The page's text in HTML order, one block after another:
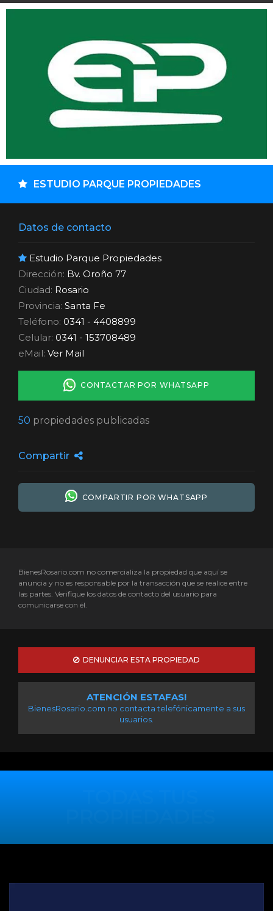
ESTUDIO PARQUE PROPIEDADES
Datos de contacto
Estudio Parque Propiedades
Dirección: Bv. Oroño 77
Ciudad: Rosario
Provincia: Santa Fe
Teléfono: 0341 - 4408899
Celular: 0341 - 153708489
eMail: Ver Mail
CONTACTAR POR WHATSAPP
50 propiedades publicadas
Compartir
COMPARTIR POR WHATSAPP
BienesRosario.com no comercializa la propiedad que aquí se
anuncia y no es responsable por la transacción que se realice entre
las partes. Verifique los datos de contacto del usuario para
comunicarse con él.
DENUNCIAR ESTA PROPIEDAD
ATENCIÓN ESTAFAS!
BienesRosario.com no contacta telefónicamente a sus
usuarios.